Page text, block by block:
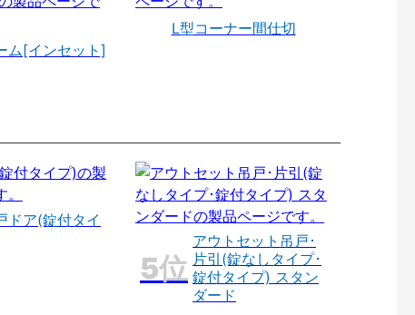
ム[インセット]
L型コーナー間仕切
ドア(錠付タイ
アウトセット吊戸･
片引(錠なしタイプ･
錠付タイプ) スタン
ダード